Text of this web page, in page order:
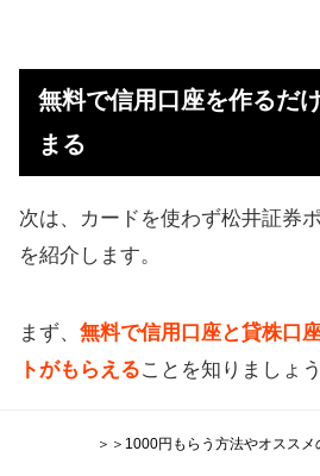
無料で信用口座を作るだ
まる
次は、カードを使わず松井証券
を紹介します。
まず、 無料で信用口座と貸株口
トがもらえることを知りましょう
＞＞1000円もらう方法やオススメ